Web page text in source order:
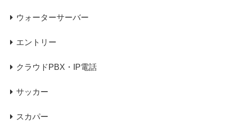
ウォーターサーバー
エントリー
クラウドPBX・IP電話
サッカー
スカパー